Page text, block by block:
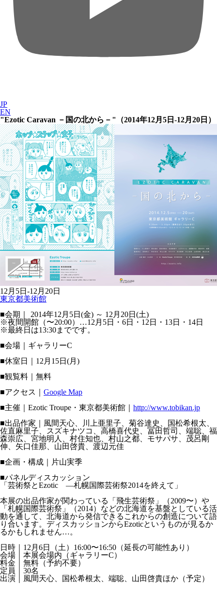
JP
EN
"Ezotic Caravan －国の北から－"（2014年12月5日-12月20日）
12月5日-12月20日
東京都美術館
■会期｜
2014年12月5日(金) ～ 12月20日(土)
※夜間開館（〜20:00）…12月5日・6日・12日・13日・14日
※最終日は13:30までです。
■会場｜ギャラリーC
■休室日｜12月15日(月)
■観覧料｜無料
■アクセス｜ Google Map
■主催｜Ezotic Troupe・東京都美術館｜ http://www.tobikan.jp
■出品作家｜風間天心、川上亜里子、菊谷達史、国松希根太、
佐直麻里子、スズキナツコ、高橋喜代史、冨田哲司、端聡、福
森崇広、宮地明人、村住知也、村山之都、モサパサ、茂呂剛
伸、矢口佳那、山田啓貴、渡辺元佳
■企画・構成｜片山実季
■パネルディスカッション
「芸術祭とEzotic —札幌国際芸術祭2014を終えて」
本展の出品作家が関わっている「飛生芸術祭」（2009〜）や
「札幌国際芸術祭」（2014）などの北海道を基盤としている活
動を通して、北海道から発信できるこれからの創造について語
り合います。ディスカッションからEzoticというものが見るか
るかもしれません…。
日時｜12月6日（土）16:00〜16:50（延長の可能性あり）
会場｜本展会場内（ギャラリーC）
料金｜無料（予約不要）
定員｜30名
出演｜風間天心、国松希根太、端聡、山田啓貴ほか（予定）